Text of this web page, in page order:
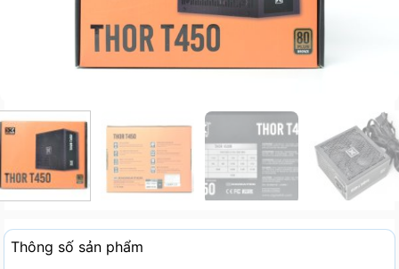
Thông số sản phẩm